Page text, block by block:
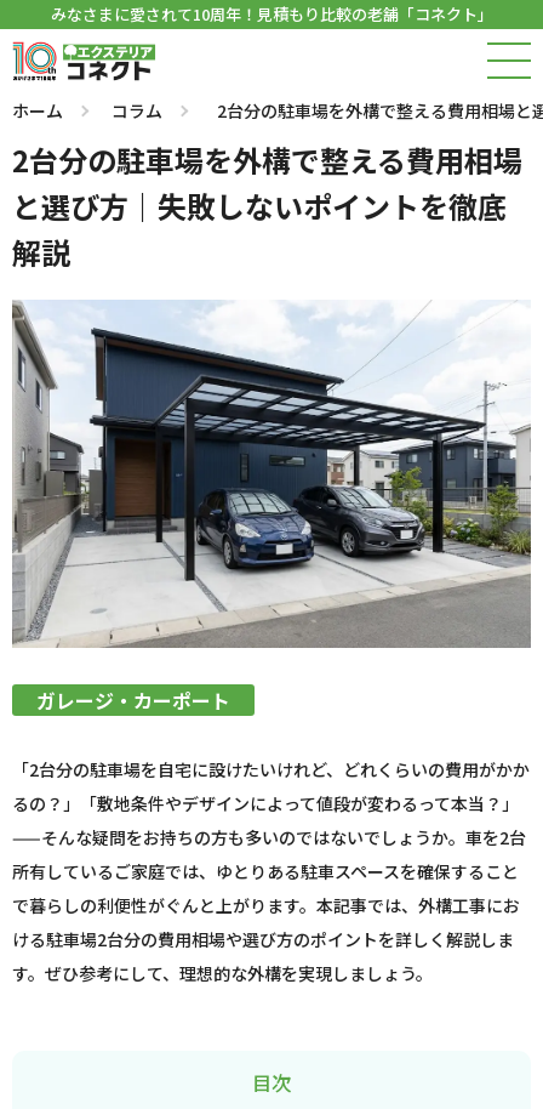
みなさまに愛されて10周年！見積もり比較の老舗「コネクト」
ホーム コラム 2台分の駐車場を外構で整える費用相場
2台分の駐車場を外構で整える費用相場
と選び方｜失敗しないポイントを徹底
解説
ガレージ・カーポート
「2台分の駐車場を自宅に設けたいけれど、どれくらいの費用がかか
るの？」「敷地条件やデザインによって値段が変わるって本当？」
——そんな疑問をお持ちの方も多いのではないでしょうか。車を2台
所有しているご家庭では、ゆとりある駐車スペースを確保すること
で暮らしの利便性がぐんと上がります。本記事では、外構工事にお
ける駐車場2台分の費用相場や選び方のポイントを詳しく解説しま
す。ぜひ参考にして、理想的な外構を実現しましょう。
目次